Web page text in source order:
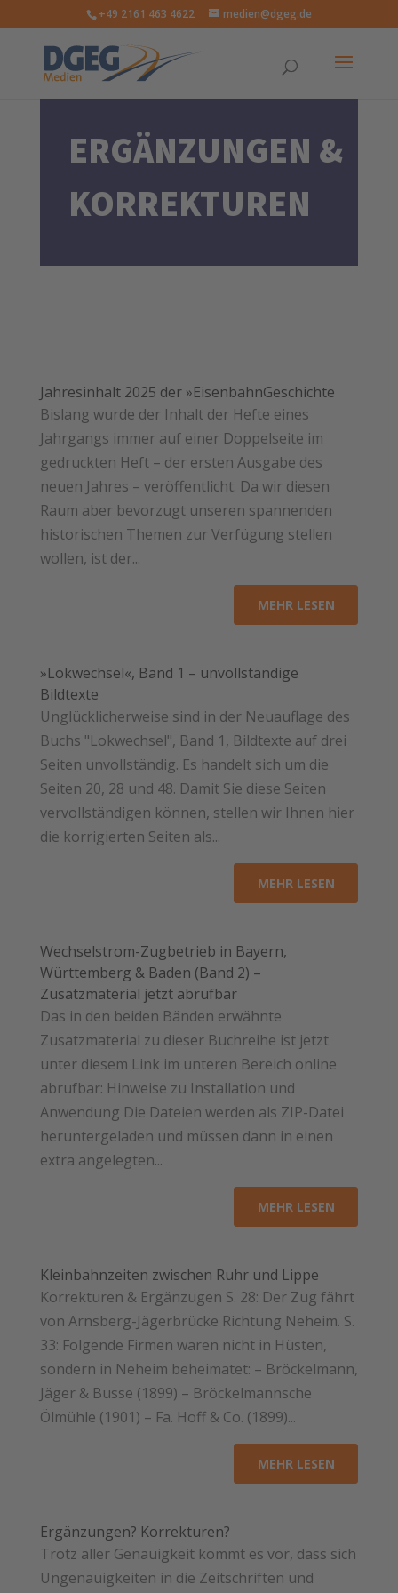
+49 2161 463 4622 medien@dgeg.de
ERGÄNZUNGEN &
KORREKTUREN
Jahresinhalt 2025 der »EisenbahnGeschichte
Bislang wurde der Inhalt der Hefte eines
Jahrgangs immer auf einer Doppelseite im
gedruckten Heft – der ersten Ausgabe des
neuen Jahres – veröffentlicht. Da wir diesen
Raum aber bevorzugt unseren spannenden
historischen Themen zur Verfügung stellen
wollen, ist der...
MEHR LESEN
»Lokwechsel«, Band 1 – unvollständige
Bildtexte
Unglücklicherweise sind in der Neuauflage des
Buchs "Lokwechsel", Band 1, Bildtexte auf drei
Seiten unvollständig. Es handelt sich um die
Seiten 20, 28 und 48. Damit Sie diese Seiten
vervollständigen können, stellen wir Ihnen hier
die korrigierten Seiten als...
MEHR LESEN
Wechselstrom-Zugbetrieb in Bayern,
Württemberg & Baden (Band 2) –
Zusatzmaterial jetzt abrufbar
Das in den beiden Bänden erwähnte
Zusatzmaterial zu dieser Buchreihe ist jetzt
unter diesem Link im unteren Bereich online
abrufbar: Hinweise zu Installation und
Anwendung Die Dateien werden als ZIP-Datei
heruntergeladen und müssen dann in einen
extra angelegten...
MEHR LESEN
Kleinbahnzeiten zwischen Ruhr und Lippe
Korrekturen & Ergänzugen S. 28: Der Zug fährt
von Arnsberg-Jägerbrücke Richtung Neheim. S.
33: Folgende Firmen waren nicht in Hüsten,
sondern in Neheim beheimatet: – Bröckelmann,
Jäger & Busse (1899) – Bröckelmannsche
Ölmühle (1901) – Fa. Hoff & Co. (1899)...
MEHR LESEN
Ergänzungen? Korrekturen?
Trotz aller Genauigkeit kommt es vor, dass sich
Ungenauigkeiten in die Zeitschriften und